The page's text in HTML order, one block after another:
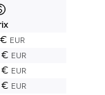
€ EUR
€ EUR
€ EUR
€ EUR